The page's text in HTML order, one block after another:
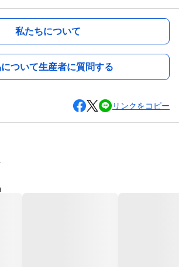
私たちについて
ついて生産者に質問する
リンクをコピー